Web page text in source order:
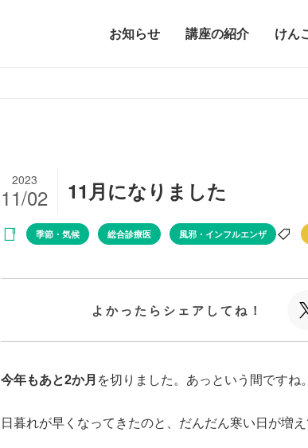
お知らせ 講座の紹介 けん
11月になりました
2023
11/02
季節・気候 総合診療医 風邪・インフルエンザ
よかったらシェアしてね！
今年もあと2か月 を切りました。あっという間ですね。
日暮れが早くなってきたのと、だんだん寒い日が増え